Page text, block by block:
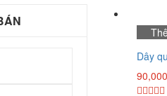
Dây
90,000